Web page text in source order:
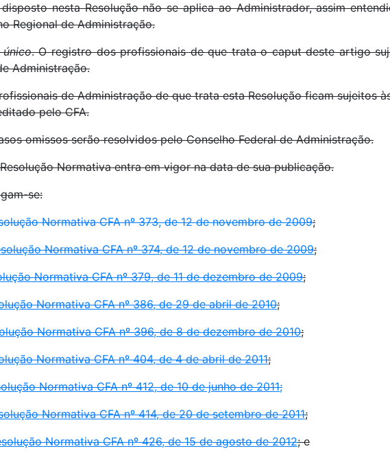
nesta Resolução não se aplica ao Administrador, assim
Regional de Administração.
único. O registro dos profissionais de que trata o caput deste artigo
Administração.
de Administração de que trata esta Resolução ficam sujeitos
pelo CFA.
serão resolvidos pelo Conselho Federal de Administração.
Normativa entra em vigor na data de sua publicação.
se:
Normativa CFA nº 373, de 12 de novembro de 2009;
Normativa CFA nº 374, de 12 de novembro de 2009;
Normativa CFA nº 379, de 11 de dezembro de 2009;
Normativa CFA nº 386, de 29 de abril de 2010;
Normativa CFA nº 396, de 8 de dezembro de 2010;
Normativa CFA nº 404, de 4 de abril de 2011;
Normativa CFA nº 412, de 10 de junho de 2011;
Normativa CFA nº 414, de 20 de setembro de 2011;
Normativa CFA nº 426, de 15 de agosto de 2012; e